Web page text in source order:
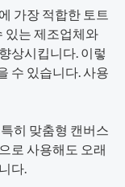
가장 적합한 토트
있는 제조업체와
상시킵니다. 이렇
수 있습니다. 사용
히 맞춤형 캔버스
로 사용해도 오래
다.